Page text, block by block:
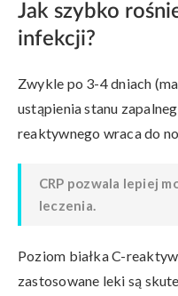
Jak szybko
infekcji?
Zwykle po 3-4 dniach
ustąpienia stanu
reaktywnego wraca do
CRP pozwala lepiej
leczenia.
Poziom białka C-
zastosowane leki są